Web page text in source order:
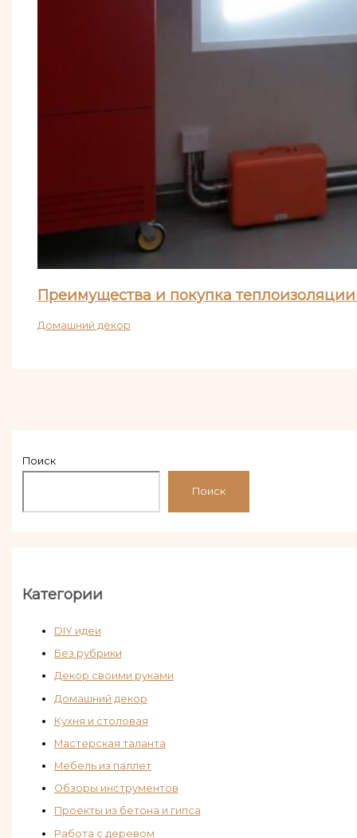
Поиск
Поиск
Категории
DIY идеи
Без рубрики
Декор своими руками
Домашний декор
Кухня и столовая
Мастерская таланта
Мебель из паллет
Обзоры инструментов
Проекты из бетона и гипса
Работа с деревом
Преимущества и покупка
Домашний декор